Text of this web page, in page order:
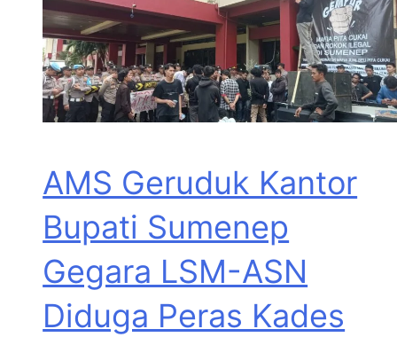
AMS Geruduk Kantor
Bupati Sumenep
Gegara LSM-ASN
Diduga Peras Kades